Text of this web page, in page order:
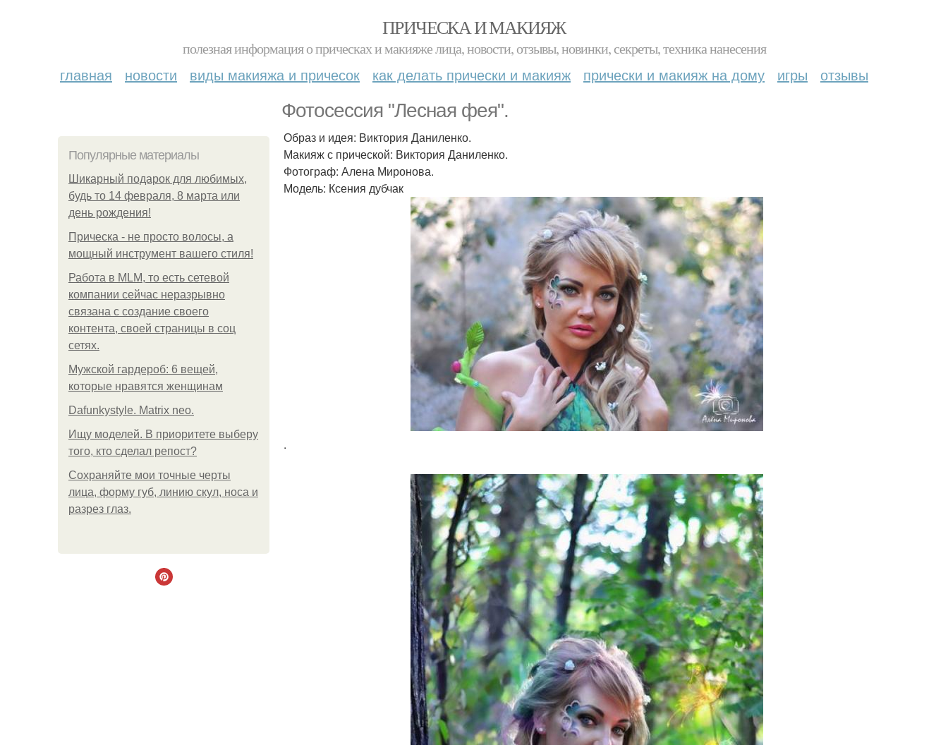
ПРИЧЕСКА И МАКИЯЖ
полезная информация о прическах и макияже лица, новости, отзывы, новинки, секреты, техника нанесения
главная новости виды макияжа и причесок как делать прически и макияж прически и макияж на дому игры отзывы
Фотосессия "Лесная фея".
Популярные материалы
Шикарный подарок для любимых,
будь то 14 февраля, 8 марта или
день рождения!
Прическа - не просто волосы, а
мощный инструмент вашего стиля!
Работа в MLM, то есть сетевой
компании сейчас неразрывно
связана с создание своего
контента, своей страницы в соц
сетях.
Мужской гардероб: 6 вещей,
которые нравятся женщинам
Dafunkystyle. Matrix neo.
Ищу моделей. В приоритете выберу
того, кто сделал репост?
Сохраняйте мои точные черты
лица, форму губ, линию скул, носа и
разрез глаз.
Образ и идея: Виктория Даниленко.
Макияж с прической: Виктория Даниленко.
Фотограф: Алена Миронова.
Модель: Ксения дубчак
.